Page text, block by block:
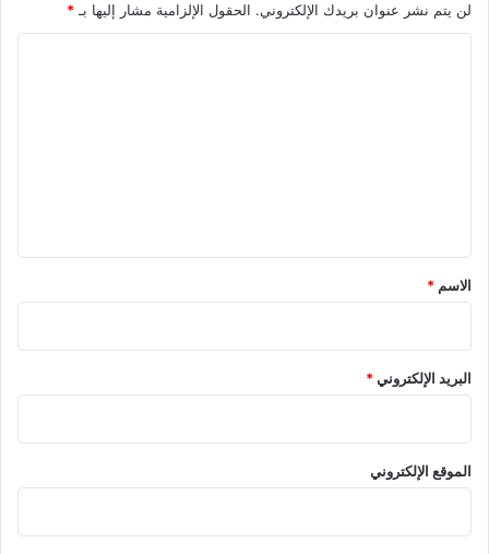
لن يتم نشر عنوان بريدك الإلكتروني. الحقول الإلزامية مشار إليها بـ*
*
الاسم *
البريد الإلكتروني*
الموقع الإلكتروني